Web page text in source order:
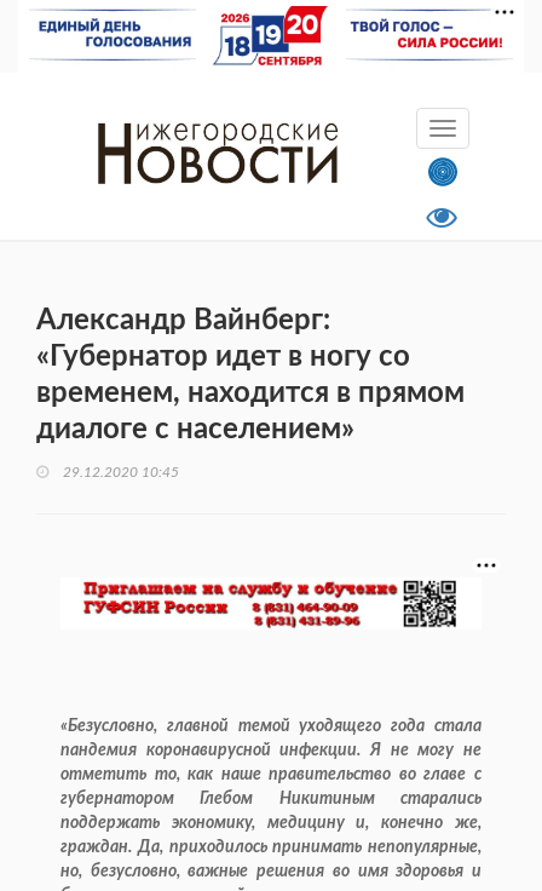
Александр Вайнберг:
«Губернатор идет в ногу со
временем, находится в прямом
диалоге с населением»
29.12.2020 10:45
«Безусловно, главной темой уходящего года стала
пандемия коронавирусной инфекции. Я не могу не
отметить то, как наше правительство во главе с
губернатором Глебом Никитиным старались
поддержать экономику, медицину и, конечно же,
граждан. Да, приходилось принимать непопулярные,
но, безусловно, важные решения во имя здоровья и